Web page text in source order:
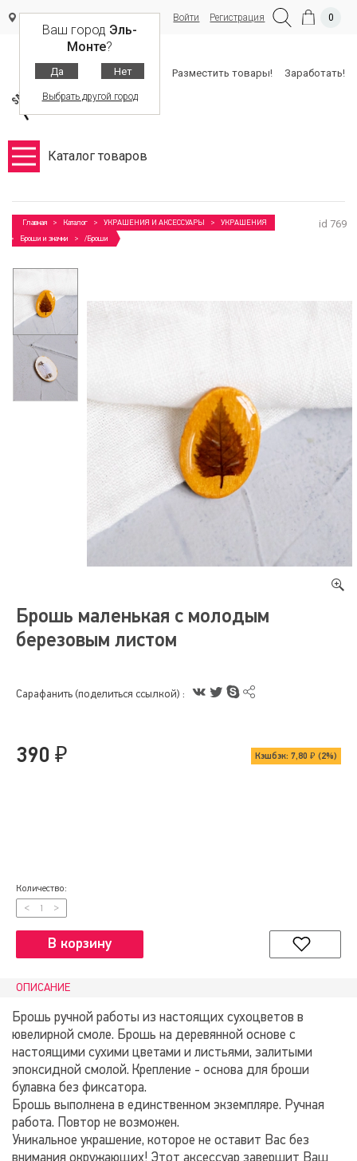
Ваш город Эль-
Монте?
Да Нет
Выбрать другой город
Войти Регистрация 0
Разместить товары! Заработать!
Каталог товаров
Главная Каталог УКРАШЕНИЯ И АКСЕССУАРЫ
УКРАШЕНИЯ
Броши и значки
/Броши
id 769
Брошь маленькая с молодым
березовым листом
Сарафанить (поделиться ссылкой) :
390 ₽ Кэшбэк: 7,80 ₽ (2%)
Количество:
< 1 >
В корзину
ОПИСАНИЕ
Брошь ручной работы из настоящих сухоцветов в
ювелирной смоле. Брошь на деревянной основе с
настоящими сухими цветами и листьями, залитыми
эпоксидной смолой. Крепление - основа для броши
булавка без фиксатора.
Брошь выполнена в единственном экземпляре. Ручная
работа. Повтор не возможен.
Уникальное украшение, которое не оставит Вас без
внимания окружающих! Этот аксессуар завершит Ваш